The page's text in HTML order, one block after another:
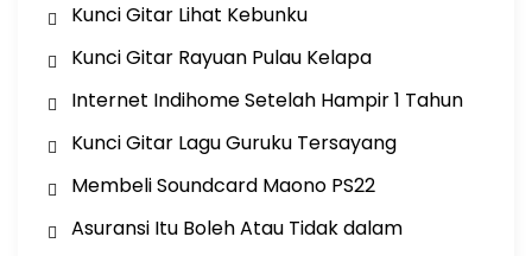
Kunci Gitar Lihat Kebunku
Kunci Gitar Rayuan Pulau Kelapa
Internet Indihome Setelah Hampir 1 Tahun
Kunci Gitar Lagu Guruku Tersayang
Membeli Soundcard Maono PS22
Asuransi Itu Boleh Atau Tidak dalam